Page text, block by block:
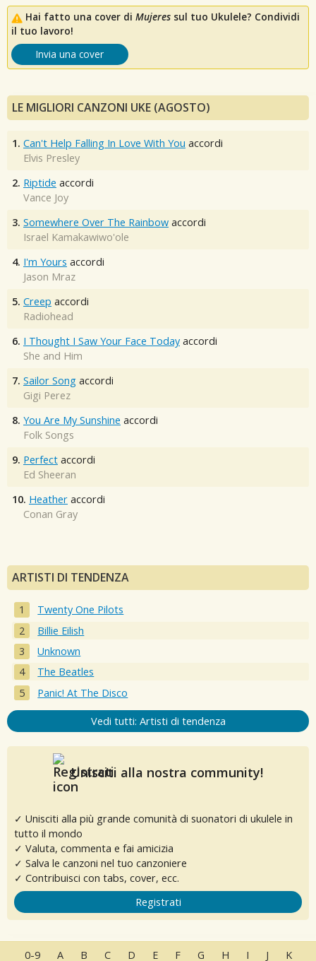
Hai fatto una cover di Mujeres sul tuo Ukulele? Condividi
il tuo lavoro!
Invia una cover
LE MIGLIORI CANZONI UKE (AGOSTO)
1. Can't Help Falling In Love With You accordi
Elvis Presley
2. Riptide accordi
Vance Joy
3. Somewhere Over The Rainbow accordi
Israel Kamakawiwo'ole
4. I'm Yours accordi
Jason Mraz
5. Creep accordi
Radiohead
6. I Thought I Saw Your Face Today accordi
She and Him
7. Sailor Song accordi
Gigi Perez
8. You Are My Sunshine accordi
Folk Songs
9. Perfect accordi
Ed Sheeran
10. Heather accordi
Conan Gray
ARTISTI DI TENDENZA
Twenty One Pilots
Billie Eilish
Unknown
The Beatles
Panic! At The Disco
Vedi tutti: Artisti di tendenza
Unisciti alla nostra community!
✓ Unisciti alla più grande comunità di suonatori di ukulele in
tutto il mondo
✓ Valuta, commenta e fai amicizia
✓ Salva le canzoni nel tuo canzoniere
✓ Contribuisci con tabs, cover, ecc.
Registrati
0-9 A B C D E F G H I J K